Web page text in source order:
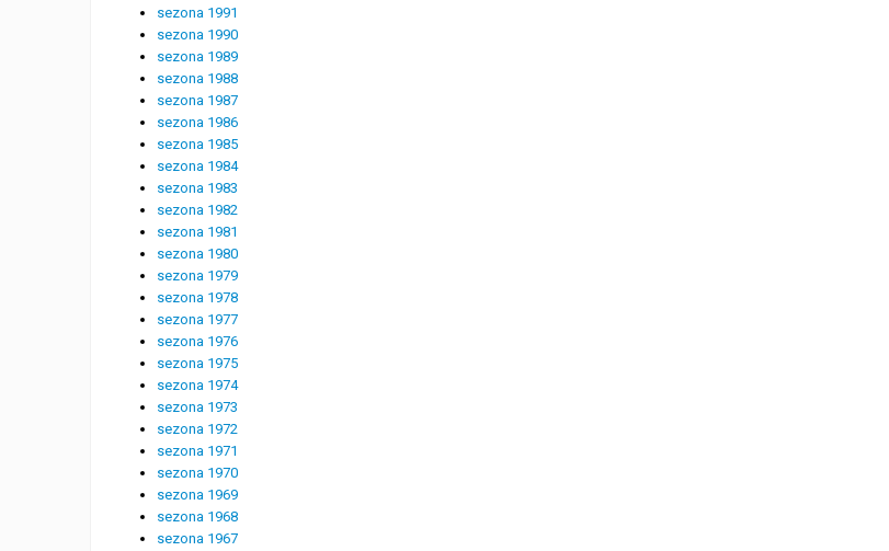
sezona 1991
sezona 1990
sezona 1989
sezona 1988
sezona 1987
sezona 1986
sezona 1985
sezona 1984
sezona 1983
sezona 1982
sezona 1981
sezona 1980
sezona 1979
sezona 1978
sezona 1977
sezona 1976
sezona 1975
sezona 1974
sezona 1973
sezona 1972
sezona 1971
sezona 1970
sezona 1969
sezona 1968
sezona 1967